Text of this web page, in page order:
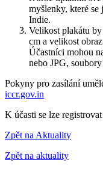
myšlenky, které
Indie.
Velikost plakátu
cm a velikost
Účastníci mohou
nebo JPG,
Pokyny pro zasílání
iccr.gov.in
K účasti se lze registrovat
Zpět na Aktuality
Zpět na aktuality